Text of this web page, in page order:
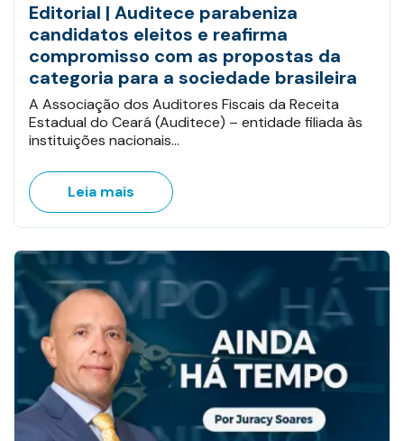
Editorial | Auditece parabeniza
candidatos eleitos e reafirma
compromisso com as propostas da
categoria para a sociedade brasileira
A Associação dos Auditores Fiscais da Receita
Estadual do Ceará (Auditece) – entidade filiada às
instituições nacionais…
Leia mais